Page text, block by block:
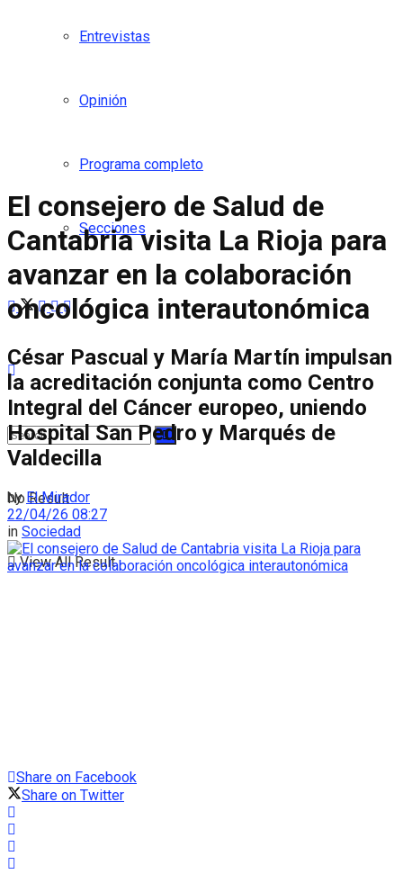
Entrevistas
Opinión
Programa completo
Secciones
No Result
View All Result
El consejero de Salud de
Cantabria visita La Rioja para
avanzar en la colaboración
oncológica interautonómica
César Pascual y María Martín impulsan
la acreditación conjunta como Centro
Integral del Cáncer europeo, uniendo
Hospital San Pedro y Marqués de
Valdecilla
by El Mirador
22/04/26 08:27
in Sociedad
Share on Facebook
Share on Twitter